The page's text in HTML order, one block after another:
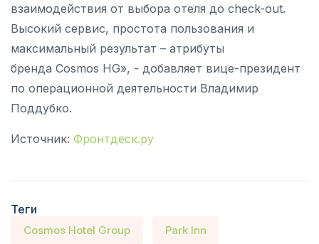
взаимодействия от выбора отеля до check-out.
Высокий сервис, простота пользования и
максимальный результат – атрибуты
бренда Cosmos HG», - добавляет вице-президент
по операционной деятельности Владимир
Поддубко.
Источник: Фронтдеск.ру
Теги
Cosmos Hotel Group Park Inn